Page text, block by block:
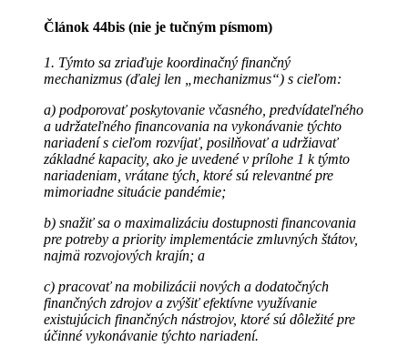
Článok 44bis (nie je tučným písmom)
1. Týmto sa zriaďuje koordinačný finančný
mechanizmus (ďalej len „mechanizmus“) s cieľom:
a) podporovať poskytovanie včasného, ​​predvídateľného
a udržateľného financovania na vykonávanie týchto
nariadení s cieľom rozvíjať, posilňovať a udržiavať
základné kapacity, ako je uvedené v prílohe 1 k týmto
nariadeniam, vrátane tých, ktoré sú relevantné pre
mimoriadne situácie pandémie;
b) snažiť sa o maximalizáciu dostupnosti financovania
pre potreby a priority implementácie zmluvných štátov,
najmä rozvojových krajín; a
c) pracovať na mobilizácii nových a dodatočných
finančných zdrojov a zvýšiť efektívne využívanie
existujúcich finančných nástrojov, ktoré sú dôležité pre
účinné vykonávanie týchto nariadení.